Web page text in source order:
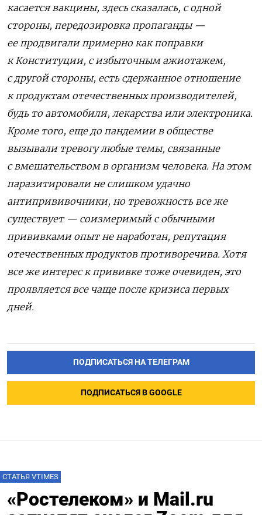
касается вакцины, здесь сказалась, с одной
стороны, передозировка пропаганды —
ее продвигали примерно как поправки
к Конституции, с избыточным ажиотажем,
с другой стороны, есть сдержанное отношение
к продуктам отечественных производителей,
будь то автомобили, лекарства или электроника.
Кроме того, еще до пандемии в обществе
вызывали тревогу любые темы, связанные
с вмешательством в организм человека. На этом
паразитировали не слишком удачно
антипрививочники, но тревожность все же
существует — соизмеримый с обычными
прививками опыт не наработан, репутация
отечественных продуктов противоречива. Хотя
все же интерес к прививке тоже очевиден, это
проявляется все чаще после кризиса первых
дней.
ПОДПИСАТЬСЯ НА ТЕЛЕГРАМ
ПОДПИСАТЬСЯ В GOOGLE
СТАТЬЯ VTIMES
«Ростелеком» и Mail.ru